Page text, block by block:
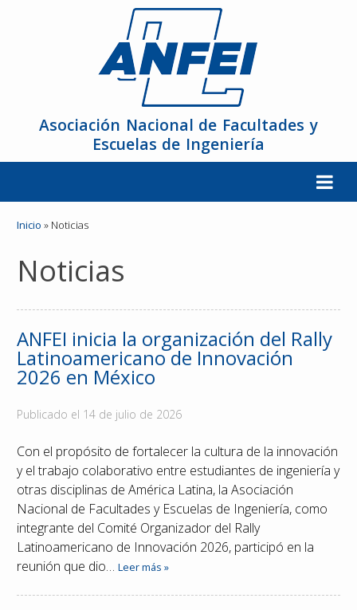
Asociación Nacional de Facultades y
Escuelas de Ingeniería
La ANFEI
Organización
Reuniones y Conferencias
Reconocimientos
Afiliación
Inicio » Noticias
Noticias
ANFEI inicia la organización del Rally
Latinoamericano de Innovación
2026 en México
Publicado el 14 de julio de 2026
Con el propósito de fortalecer la cultura de la innovación
y el trabajo colaborativo entre estudiantes de ingeniería y
otras disciplinas de América Latina, la Asociación
Nacional de Facultades y Escuelas de Ingeniería, como
integrante del Comité Organizador del Rally
Latinoamericano de Innovación 2026, participó en la
reunión que dio…Leer más »